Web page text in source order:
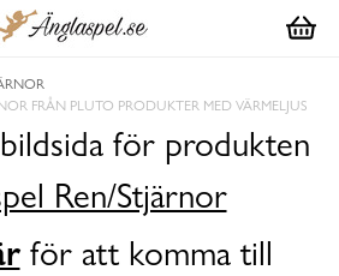
FRÅN PLUTO PRODUKTER MED VÄRMELJUS
för produkten
Ren/Stjärnor
för att komma till